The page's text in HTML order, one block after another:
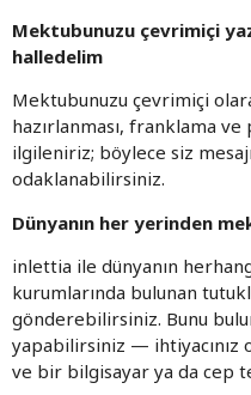
Mektubunuzu çevrimiçi
halledelim
Mektubunuzu çevrimiçi
hazırlanması, franklama
ilgileniriz; böylece siz
odaklanabilirsiniz.
Dünyanın her yerinden
inlettia ile dünyanın
kurumlarında bulunan
gönderebilirsiniz. Bunu
yapabilirsiniz — ihtiyacınız
ve bir bilgisayar ya da cep